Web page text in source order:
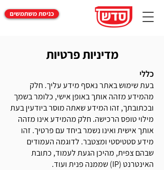
כניסת משתמשים
מדיניות פרטיות
כללי
בעת שימוש באתר נאסף מידע עליך. חלק
מהמידע מזהה אותך באופן אישי, כלומר בשמך
ובכתובתך, זהו המידע שאתה מוסר ביודעין בעת
מילוי טופס הרכישה. חלק מהמידע אינו מזהה
אותך אישית ואינו נשמר ביחד עם פרטיך. זהו
מידע סטטיסטי ומצטבר. לדוגמה העמודים
שבהם צפית, מהיכן הגעת לעמוד, כתובת
האינטרנט (IP) שממנה פנית ועוד.